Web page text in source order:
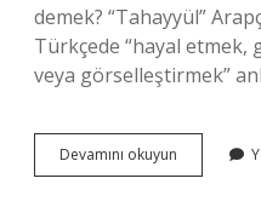
demek? “Tahayyül”
Türkçede “hayal
veya görselleştirmek”
Devamını okuyun
Şeyi